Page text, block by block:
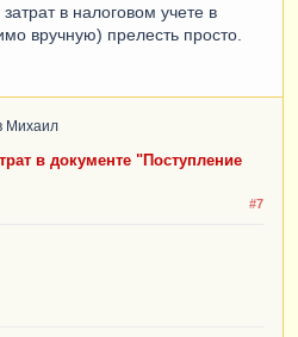
в налоговом учете в
вручную) прелесть просто.
Михаил
в документе "Поступление
#7